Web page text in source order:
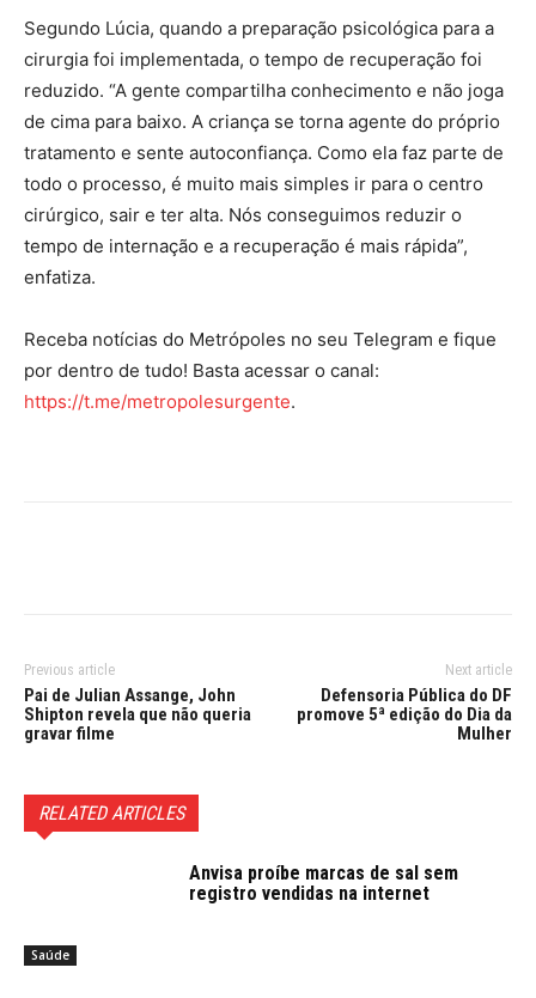
Segundo Lúcia, quando a preparação psicológica para a
cirurgia foi implementada, o tempo de recuperação foi
reduzido. “A gente compartilha conhecimento e não joga
de cima para baixo. A criança se torna agente do próprio
tratamento e sente autoconfiança. Como ela faz parte de
todo o processo, é muito mais simples ir para o centro
cirúrgico, sair e ter alta. Nós conseguimos reduzir o
tempo de internação e a recuperação é mais rápida”,
enfatiza.
Receba notícias do Metrópoles no seu Telegram e fique
por dentro de tudo! Basta acessar o canal:
https://t.me/metropolesurgente.
Previous article
Pai de Julian Assange, John
Shipton revela que não queria
gravar filme
Next article
Defensoria Pública do DF
promove 5ª edição do Dia da
Mulher
RELATED ARTICLES
Saúde
Anvisa proíbe marcas de sal sem
registro vendidas na internet